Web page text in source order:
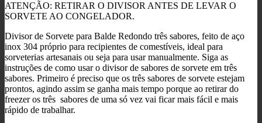
ATENÇÃO: RETIRAR O DIVISOR ANTES DE LEVAR O
SORVETE AO CONGELADOR.
Divisor de Sorvete para Balde Redondo três sabores, feito de aço
inox 304 próprio para recipientes de comestíveis, ideal para
sorveterias artesanais ou seja para usar manualmente. Siga as
instruções de como usar o divisor de sabores de sorvete em três
sabores. Primeiro é preciso que os três sabores de sorvete estejam
prontos, agindo assim se ganha mais tempo porque ao retirar do
freezer os três sabores de uma só vez vai ficar mais fácil e mais
rápido de trabalhar.